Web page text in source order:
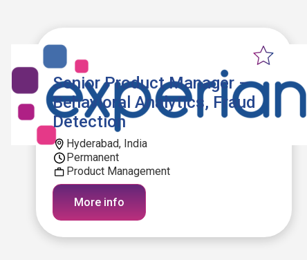
Senior Product Manager –
Behavioral Analytics, Fraud
Detection
Hyderabad, India
Permanent
Product Management
More info